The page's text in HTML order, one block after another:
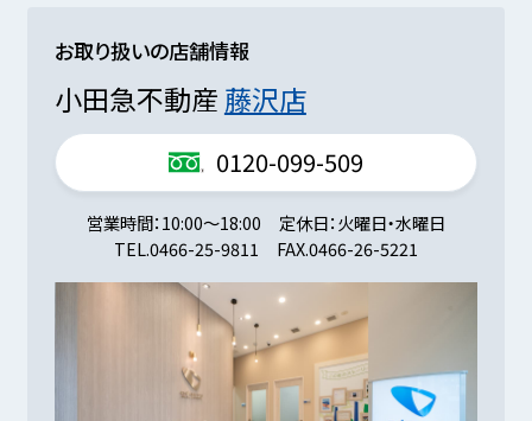
お取り扱いの店舗情報
小田急不動産 藤沢店
0120-099-509
営業時間 10:00～18:00 定休日 火曜日・水曜日
TEL.0466-25-9811 FAX.0466-26-5221